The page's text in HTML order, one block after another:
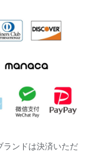
ンドは決済いただ